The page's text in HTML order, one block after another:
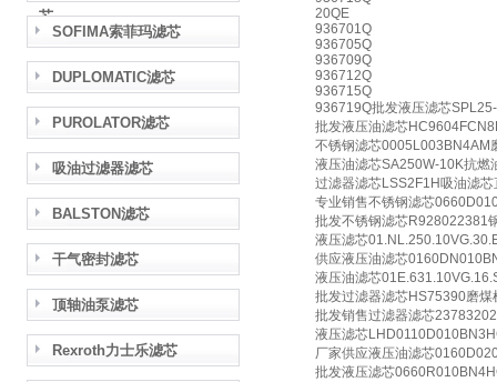
芯
SOFIMA索菲玛滤芯
DUPLOMATIC滤芯
PUROLATOR滤芯
吸油过滤器滤芯
BALSTON滤芯
干气密封滤芯
顶轴油泵滤芯
Rexroth力士乐滤芯
20QE
936701Q
936705Q
936709Q
936712Q
936715Q
936719Q批发液压滤芯
批发液压油滤芯
不锈钢滤芯0005L003BN4AM
液压油滤芯SA250W-10K抗燃
过滤器滤芯LSS2F1H吸油滤
专业销售不锈钢滤芯
批发不锈钢滤芯R928022381
液压滤芯
供应液压油滤芯
液压油滤芯
批发过滤器滤芯HS75390磨煤
批发销售过滤器滤芯
液压滤芯
厂家供应液压油滤芯
批发液压滤芯